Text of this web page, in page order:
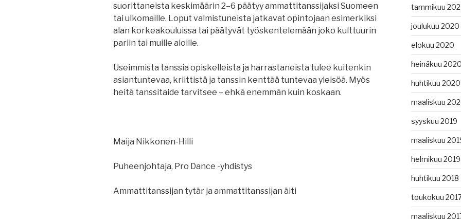
suorittaneista keskimäärin 2–6 päätyy ammattitanssijaksi Suomeen
tai ulkomaille. Loput valmistuneista jatkavat opintojaan esimerkiksi
alan korkeakouluissa tai päätyvät työskentelemään joko kulttuurin
pariin tai muille aloille.
Useimmista tanssia opiskelleista ja harrastaneista tulee kuitenkin
asiantuntevaa, kriittistä ja tanssin kenttää tuntevaa yleisöä. Myös
heitä tanssitaide tarvitsee – ehkä enemmän kuin koskaan.
Maija Nikkonen-Hilli
Puheenjohtaja, Pro Dance -yhdistys
Ammattitanssijan tytär ja ammattitanssijan äiti
tammikuu
joulukuu 2020
elokuu 2020
heinäkuu 2020
huhtikuu 2020
maaliskuu
syyskuu 2019
maaliskuu
helmikuu 2019
huhtikuu 2018
toukokuu
maaliskuu